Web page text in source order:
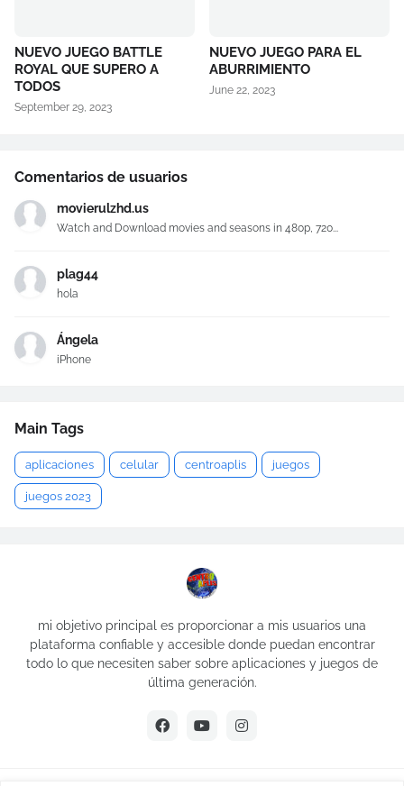
NUEVO JUEGO BATTLE
ROYAL QUE SUPERO A
TODOS
September 29, 2023
NUEVO JUEGO PARA EL
ABURRIMIENTO
June 22, 2023
Comentarios de usuarios
movierulzhd.us
Watch and Download movies and seasons in 480p, 720...
plag44
hola
Ángela
iPhone
Main Tags
aplicaciones celular centroaplis juegos
juegos 2023
mi objetivo principal es proporcionar a mis usuarios una
plataforma confiable y accesible donde puedan encontrar
todo lo que necesiten saber sobre aplicaciones y juegos de
última generación.